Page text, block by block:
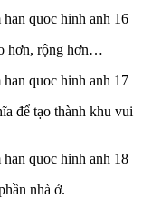
hơn, rộng hơn…
để tạo thành khu vui
nhà ở.